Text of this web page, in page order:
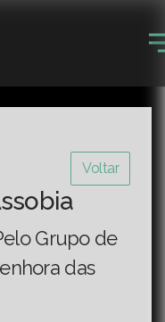
Voltar
Grupo de
das